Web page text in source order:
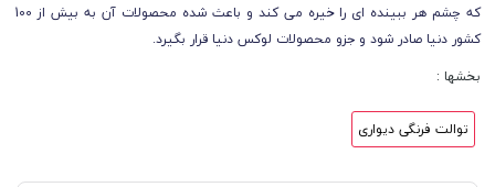
که چشم هر ببینده ای را خیره می کند و باعث شده محصولات آن به بیش از 100
کشور دنیا صادر شود و جزو محصولات لوکس دنیا قرار بگیرد.
بخشها :
توالت فرنگی دیواری